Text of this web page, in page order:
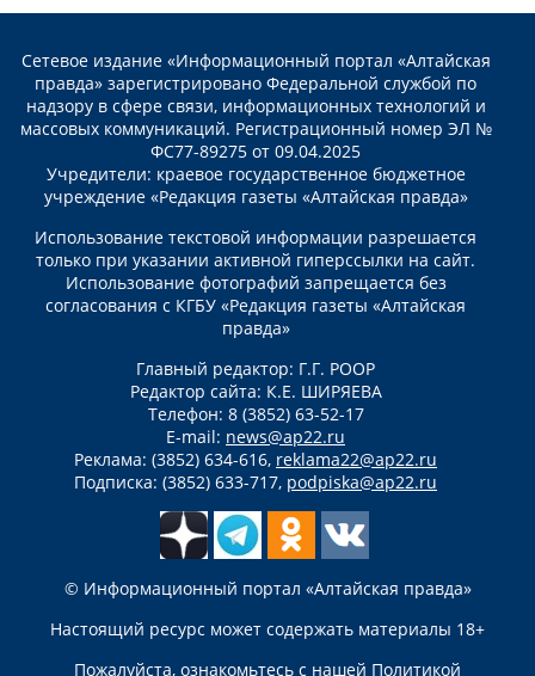
Сетевое издание «Информационный портал «Алтайская
правда» зарегистрировано Федеральной службой по
надзору в сфере связи, информационных технологий и
массовых коммуникаций. Регистрационный номер ЭЛ №
ФС77-89275 от 09.04.2025
Учредители: краевое государственное бюджетное
учреждение «Редакция газеты «Алтайская правда»
Использование текстовой информации разрешается
только при указании активной гиперссылки на сайт.
Использование фотографий запрещается без
согласования с КГБУ «Редакция газеты «Алтайская
правда»
Главный редактор: Г.Г. РООР
Редактор сайта: К.Е. ШИРЯЕВА
Телефон: 8 (3852) 63-52-17
E-mail: news@ap22.ru
Реклама: (3852) 634-616, reklama22@ap22.ru
Подписка: (3852) 633-717, podpiska@ap22.ru
© Информационный портал «Алтайская правда»
Настоящий ресурс может содержать материалы 18+
Пожалуйста, ознакомьтесь с нашей Политикой